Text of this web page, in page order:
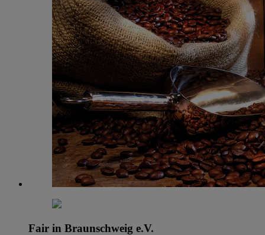
Fair in Braunschweig e.V.